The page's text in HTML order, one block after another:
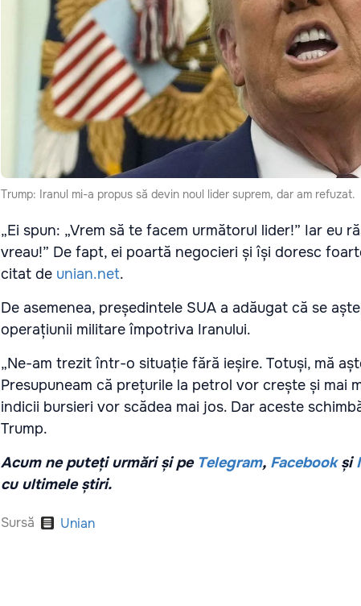
Trump: Iranul mi-a propus să devin noul lider suprem, dar am refuzat.
„Ei spun: „Vrem să te facem următorul lider!” Iar eu
vreau!” De fapt, ei poartă negocieri și își doresc
citat de unian.net.
De asemenea, președintele SUA a adăugat că se
operațiunii militare împotriva Iranului.
„Ne-am trezit într-o situație fără ieșire. Totuși, mă
Presupuneam că prețurile la petrol vor crește și mai
indicii bursieri vor scădea mai jos. Dar aceste
Trump.
Acum ne puteți urmări și pe Telegram, Facebook și
cu ultimele știri.
Sursă Unian